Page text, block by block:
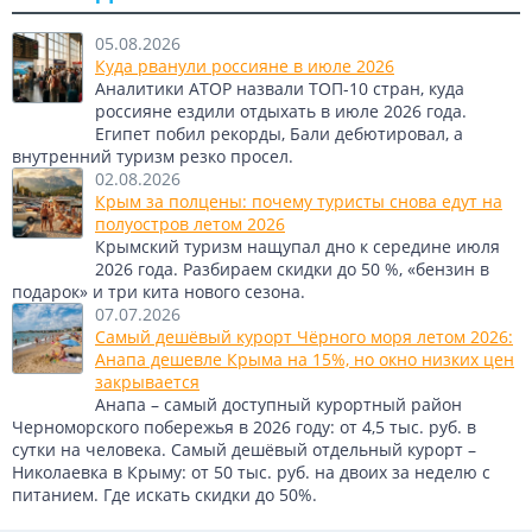
05.08.2026
Куда рванули россияне в июле 2026
Аналитики АТОР назвали ТОП-10 стран, куда
россияне ездили отдыхать в июле 2026 года.
Египет побил рекорды, Бали дебютировал, а
внутренний туризм резко просел.
02.08.2026
Крым за полцены: почему туристы снова едут на
полуостров летом 2026
Крымский туризм нащупал дно к середине июля
2026 года. Разбираем скидки до 50 %, «бензин в
подарок» и три кита нового сезона.
07.07.2026
Самый дешёвый курорт Чёрного моря летом 2026:
Анапа дешевле Крыма на 15%, но окно низких цен
закрывается
Анапа – самый доступный курортный район
Черноморского побережья в 2026 году: от 4,5 тыс. руб. в
сутки на человека. Самый дешёвый отдельный курорт –
Николаевка в Крыму: от 50 тыс. руб. на двоих за неделю с
питанием. Где искать скидки до 50%.